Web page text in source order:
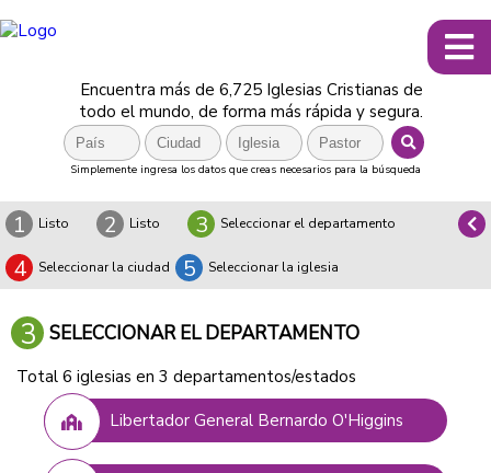
Encuentra más de 6,725 Iglesias Cristianas de
todo el mundo, de forma más rápida y segura.
Simplemente ingresa los datos que creas necesarios para la búsqueda
1 Listo 2 Listo 3 Seleccionar el departamento
4 Seleccionar la ciudad 5 Seleccionar la iglesia
3 SELECCIONAR EL DEPARTAMENTO
Total 6 iglesias en 3 departamentos/estados
Libertador General Bernardo O'Higgins